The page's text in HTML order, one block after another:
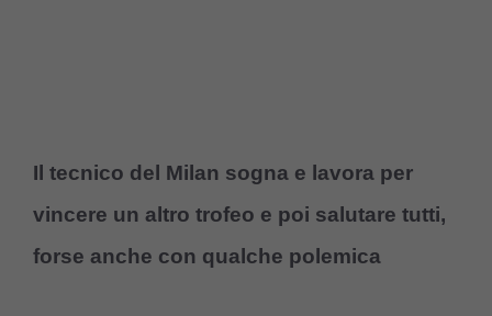
Il tecnico del Milan sogna e lavora per
vincere un altro trofeo e poi salutare tutti,
forse anche con qualche polemica